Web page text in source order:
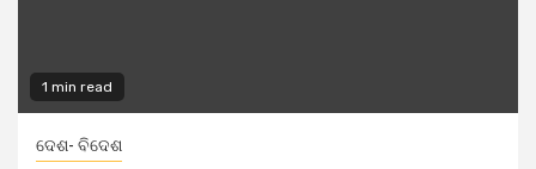
1 min read
ଦେଶ- ବିଦେଶ